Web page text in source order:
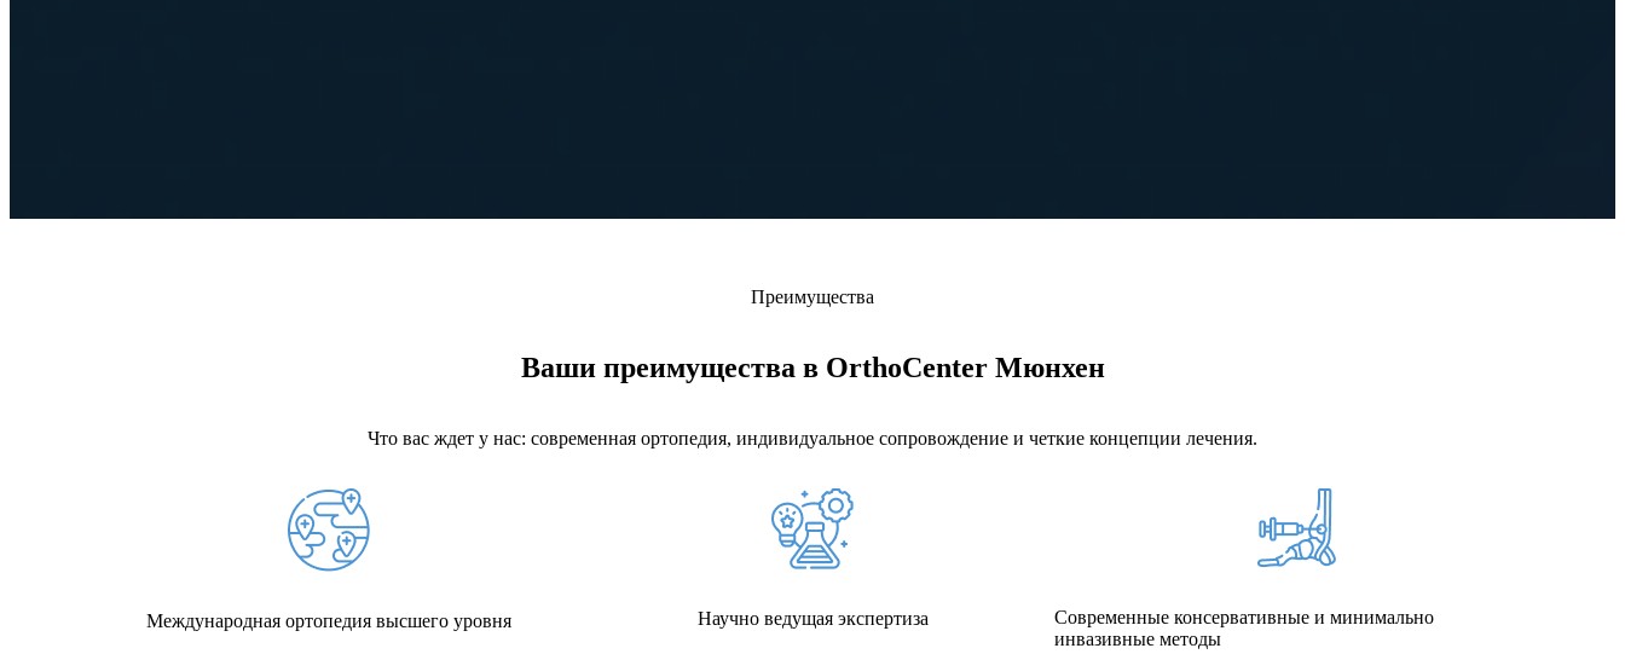
Преимущества
Ваши преимущества в OrthoCenter Мюнхен
Что вас ждет у нас: современная ортопедия, индивидуальное сопровождение и четкие концепции лечения.
Международная ортопедия высшего уровня Научно ведущая экспертиза
Современные консервативные и минимально
инвазивные методы